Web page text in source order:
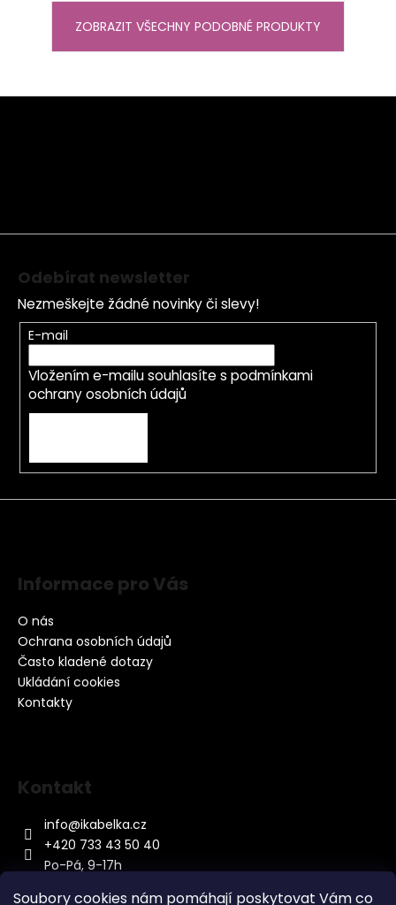
Soubory cookies nám pomáhají poskytovat Vám co
ZOBRAZIT VŠECHNY PODOBNÉ PRODUKTY
Z
Odebírat newsletter
Nezmeškejte žádné novinky či slevy!
E-mail
Vložením e-mailu souhlasíte s podmínkami
ochrany osobních údajů
Informace pro Vás
O nás
Ochrana osobních údajů
Často kladené dotazy
Ukládání cookies
Kontakty
Kontakt
info@ikabelka.cz
+420 733 43 50 40
Po-Pá, 9-17h